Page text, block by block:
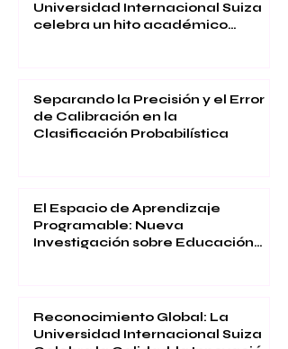
Excelencia de 5 Estrellas QS: La
Separando la Precisión y el Error
El Espacio de Aprendizaje